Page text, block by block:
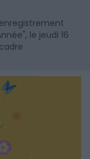
le jeudi 16